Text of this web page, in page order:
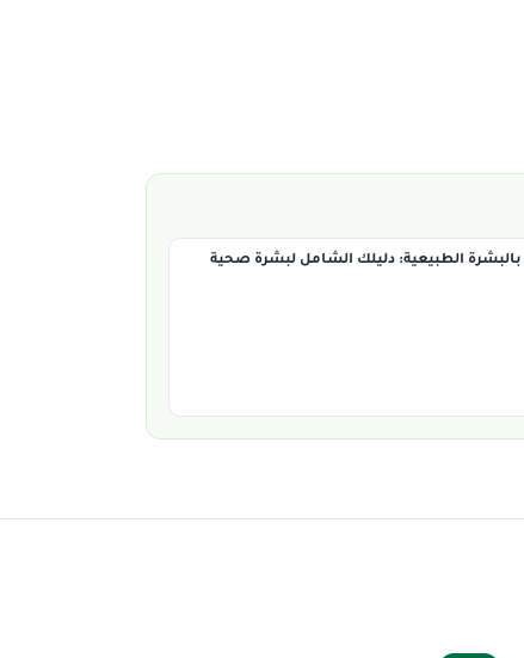
بالبشرة الطبيعية: دليلك الشامل لبشرة صحية